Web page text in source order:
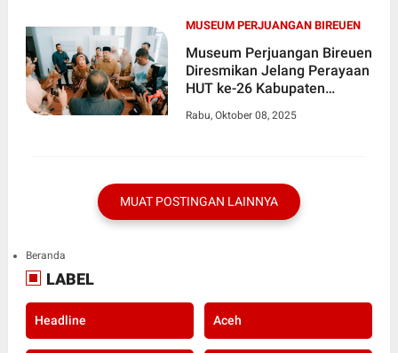
MUSEUM PERJUANGAN BIREUEN
Museum Perjuangan Bireuen
Diresmikan Jelang Perayaan
HUT ke-26 Kabupaten
Rabu, Oktober 08, 2025
MUAT POSTINGAN LAINNYA
Beranda
LABEL
Headline Aceh